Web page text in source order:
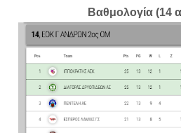
Βαθμολογία (14